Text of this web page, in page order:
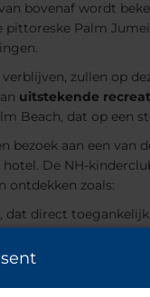
bovenaf wordt
Palm
zullen op
uitstekende
Beach, dat op een
bezoek aan een van
De NH-
ontdekken zoals:
dat direct